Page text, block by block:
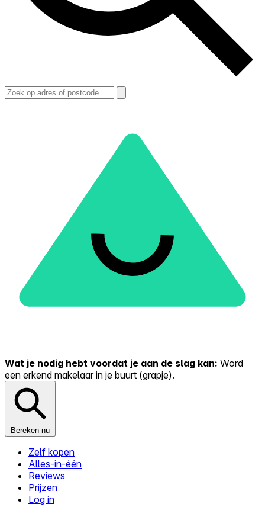
Wat je nodig hebt voordat je aan de slag kan: Word
een erkend makelaar in je buurt (grapje).
Bereken nu
Zelf kopen
Alles-in-één
Reviews
Prijzen
Log in